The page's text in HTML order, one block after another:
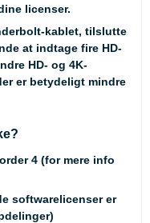
licenser.
kablet, tilslutte
at indtage fire HD-
HD- og 4K-
er betydeligt mindre
4 (for mere info
softwarelicenser er